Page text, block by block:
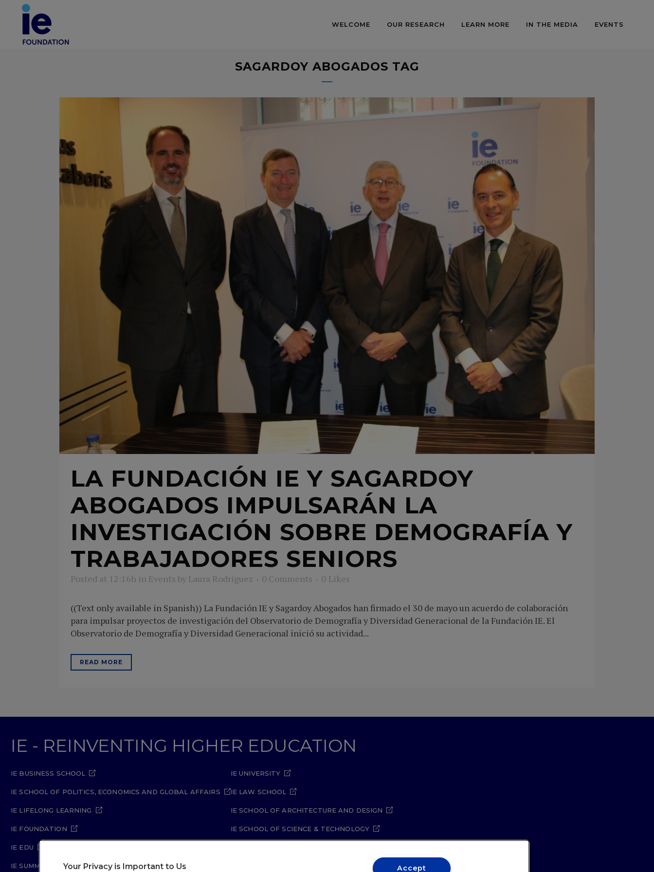
WELCOME OUR RESEARCH LEARN MORE IN THE MEDIA EVENTS
SAGARDOY ABOGADOS TAG
LA FUNDACIÓN IE Y SAGARDOY
ABOGADOS IMPULSARÁN LA
INVESTIGACIÓN SOBRE DEMOGRAFÍA Y
TRABAJADORES SENIORS
Posted at 12:16h in Events by Laura Rodriguez 0 Comments 0 Likes
((Text only available in Spanish)) La Fundación IE y Sagardoy Abogados han firmado el 30 de mayo un acuerdo de colaboración
para impulsar proyectos de investigación del Observatorio de Demografía y Diversidad Generacional de la Fundación IE. El
Observatorio de Demografía y Diversidad Generacional inició su actividad...
READ MORE
IE - REINVENTING HIGHER EDUCATION
IE BUSINESS SCHOOL
IE SCHOOL OF POLITICS, ECONOMICS AND GLOBAL AFFAIRS
IE LIFELONG LEARNING
IE FOUNDATION
IE EDU
IE SUMMER SCHOOL
IE UNIVERSITY
IE LAW SCHOOL
IE SCHOOL OF ARCHITECTURE AND DESIGN
IE SCHOOL OF SCIENCE & TECHNOLOGY
Your Privacy is Important to Us Accept